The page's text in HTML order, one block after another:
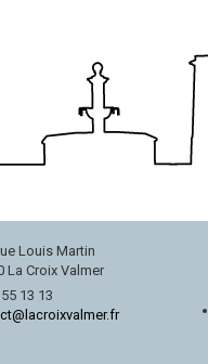
Louis Martin
La Croix Valmer
13 13